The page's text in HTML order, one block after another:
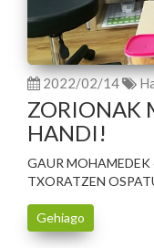
2022/02/14
ZORIONAK
HANDI!
GAUR MOHAMEDEK
TXORATZEN
Gehiago